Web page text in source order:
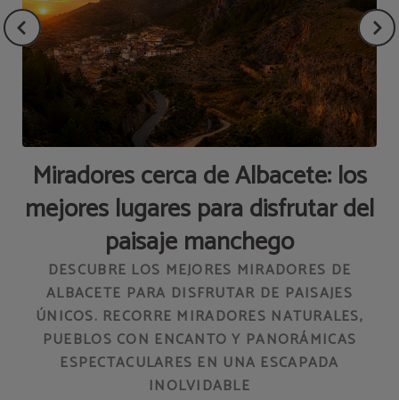
Miradores cerca de Albacete: los
mejores lugares para disfrutar del
paisaje manchego
DESCUBRE LOS MEJORES MIRADORES DE
ALBACETE PARA DISFRUTAR DE PAISAJES
ÚNICOS. RECORRE MIRADORES NATURALES,
PUEBLOS CON ENCANTO Y PANORÁMICAS
ESPECTACULARES EN UNA ESCAPADA
INOLVIDABLE